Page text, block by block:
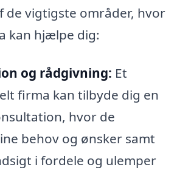
de vigtigste områder, hvor
kan hjælpe dig:
og rådgivning: Et
firma kan tilbyde dig en
hvor de
behov og ønsker samt
i fordele og ulemper